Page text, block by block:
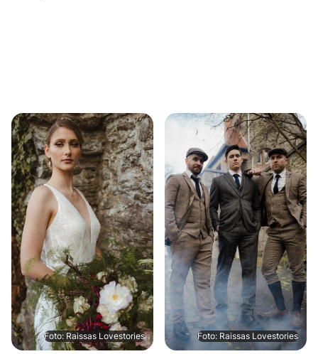
Foto: Raissas Lovestories Foto: Raissas Lovestories